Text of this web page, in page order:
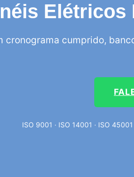
Elétricos
cronograma cumprido,
ISO 9001 · ISO 14001 · ISO